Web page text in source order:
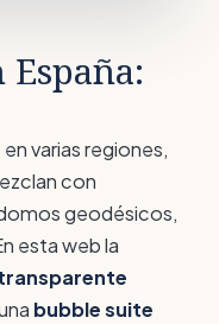
varias regiones,
con
geodésicos,
esta web la
bubble suite